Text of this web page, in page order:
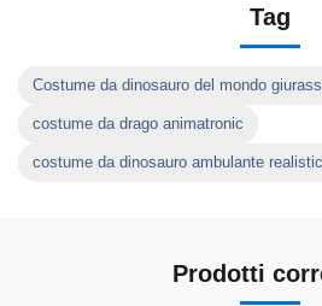
Tag
Costume da dinosauro del mondo
costume da drago animatronic
costume da dinosauro ambulante
Prodotti